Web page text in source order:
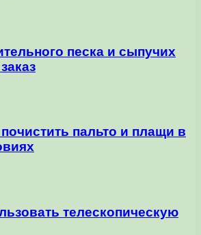
песка и сыпучих
пальто и плащи в
телескопическую